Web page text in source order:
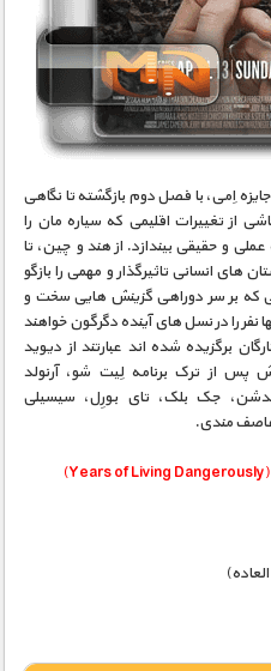
اِمی، با فصل دوم بازگشته تا نگاهی
از تغییرات اقلیمی که سیاره مان را
و حقیقی بیندازد. از هند و چین، تا
های انسانی تاثیرگذار و مهمی را بازگو
که بر سر دوراهی گزینش هایی سخت و
نفر را در نسل های آینده دگرگون خواهند
برگزیده شده اند عبارتند از دیوید
پس از ترک برنامه لِیت شو، آرنولد
جک بلک، تای بورِل، سیسیلی
عاصف مندی.
(Years of Living Dangerously)